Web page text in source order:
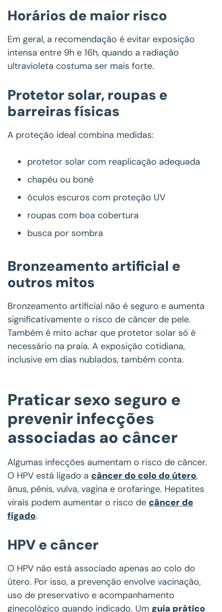
Horários de maior risco
Em geral, a recomendação é evitar exposição
intensa entre 9h e 16h, quando a radiação
ultravioleta costuma ser mais forte.
Protetor solar, roupas e
barreiras físicas
A proteção ideal combina medidas:
protetor solar com reaplicação adequada
chapéu ou boné
óculos escuros com proteção UV
roupas com boa cobertura
busca por sombra
Bronzeamento artificial e
outros mitos
Bronzeamento artificial não é seguro e aumenta
significativamente o risco de câncer de pele.
Também é mito achar que protetor solar só é
necessário na praia. A exposição cotidiana,
inclusive em dias nublados, também conta.
Praticar sexo seguro e
prevenir infecções
associadas ao câncer
Algumas infecções aumentam o risco de câncer.
O HPV está ligado a câncer do colo do útero,
ânus, pênis, vulva, vagina e orofaringe. Hepatites
virais podem aumentar o risco de câncer de
fígado.
HPV e câncer
O HPV não está associado apenas ao colo do
útero. Por isso, a prevenção envolve vacinação,
uso de preservativo e acompanhamento
ginecológico quando indicado. Um guia prático